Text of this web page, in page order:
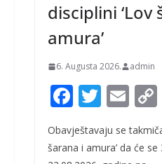
disciplini ‘Lov
amura’
6. Augusta 2026. admin
F
ac
e
T
itt
E
m
ai
o
Obavještavaju se
šarana i amura’ da će